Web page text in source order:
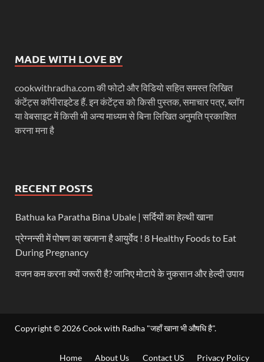
MADE WITH LOVE BY
cookwithradha.com की फोटो और विडियो सहित समस्त लिखित
कंटेंट्स कॉपीराइटेड हैं. इन कंटेंट्स को किसी पुस्तक, समाचार पत्र, ब्लॉग
या वेबसाइट में किसी भी अन्य माध्यम से बिना लिखित अनुमति प्रकाशित
करना मना है
RECENT POSTS
Bathua ka Paratha Bina Ubale | सर्दियों का हेल्थी खाना
प्रेग्नन्सी में पोषण का खजाना है आयुर्वेद ! 8 Healthy Foods to Eat
During Pregnancy
वजन कम करना क्यों जरूरी है? जानिए मोटापे के नुकसान और हेल्दी उपाय
Copyright © 2026Cook with Radha "जहाँ खाना भी औषधि है".
Home About Us Contact US Privacy Policy